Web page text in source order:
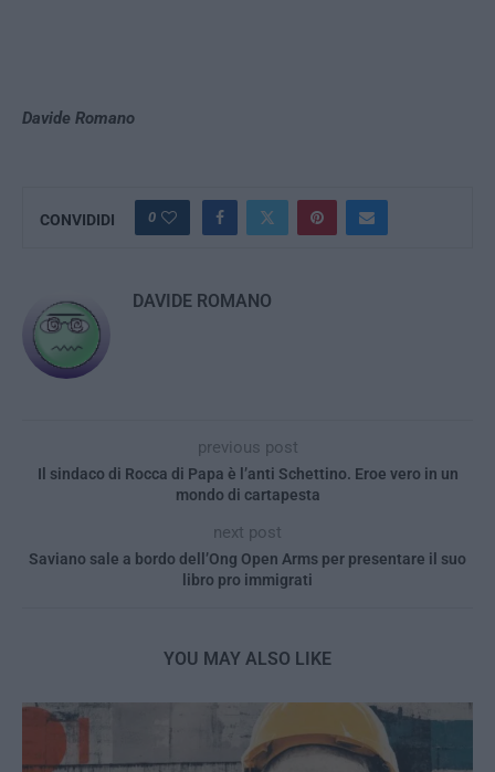
Davide Romano
CONVIDIDI 0
DAVIDE ROMANO
previous post
Il sindaco di Rocca di Papa è l’anti Schettino. Eroe vero in un
mondo di cartapesta
next post
Saviano sale a bordo dell’Ong Open Arms per presentare il suo
libro pro immigrati
YOU MAY ALSO LIKE